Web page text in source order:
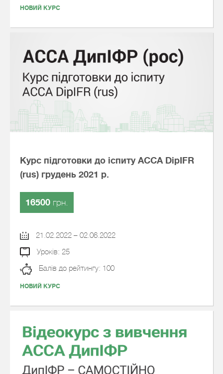
НОВИЙ КУРС
Курс підготовки до іспиту АССА DipIFR
(rus) грудень 2021 р.
16500 грн.
21.02.2022 – 02.06.2022
Уроків: 25
Балів до рейтингу: 100
НОВИЙ КУРС